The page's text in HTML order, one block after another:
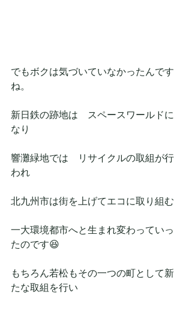
でもボクは気づいていなかったんです
ね。
新日鉄の跡地は　スペースワールドに
なり
響灘緑地では　リサイクルの取組が行
われ
北九州市は街を上げてエコに取り組む
一大環境都市へと生まれ変わっていっ
たのです😆
もちろん若松もその一つの町として新
たな取組を行い